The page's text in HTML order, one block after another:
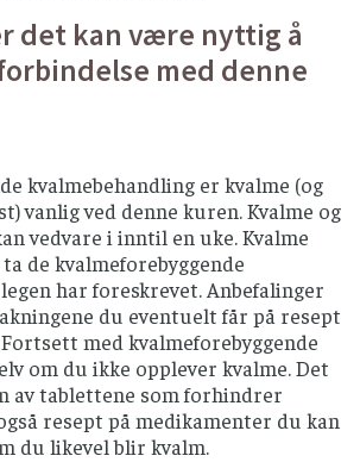
det kan være nyttig å
med denne
kvalmebehandling er kvalme (og
vanlig ved denne kuren. Kvalme og
vedvare i inntil en uke. Kvalme
de kvalmeforebyggende
har foreskrevet. Anbefalinger
du eventuelt får på resept
med kvalmeforebyggende
om du ikke opplever kvalme. Det
av tablettene som forhindrer
resept på medikamenter du kan
du likevel blir kvalm.